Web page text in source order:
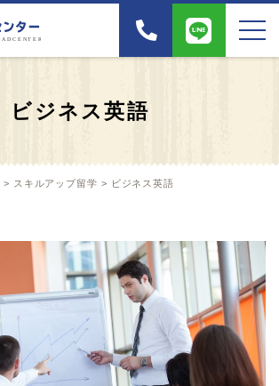
ビジネス英語
> スキルアップ留学 > ビジネス英語